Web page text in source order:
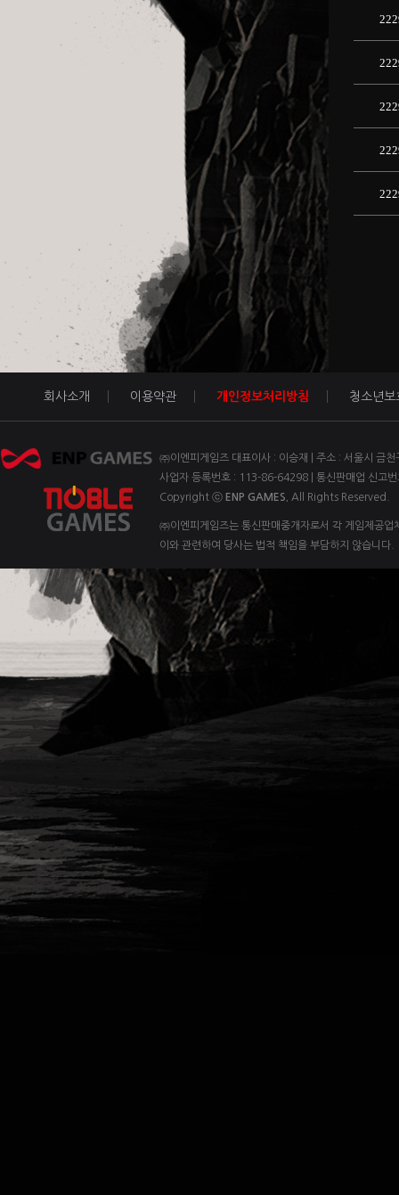
회사소개 이용약관 개인정보처리방침 청소년보
㈜이엔피게임즈 대표이사 : 이승재 | 주소 : 서울시
사업자 등록번호 : 113-86-64298 | 통신판매업 신고
Copyright ⓒ ENP GAMES. All Rights Reserved.
㈜이엔피게임즈는 통신판매중개자로서 각 게임제공
이와 관련하여 당사는 법적 책임을 부담하지 않습니다.